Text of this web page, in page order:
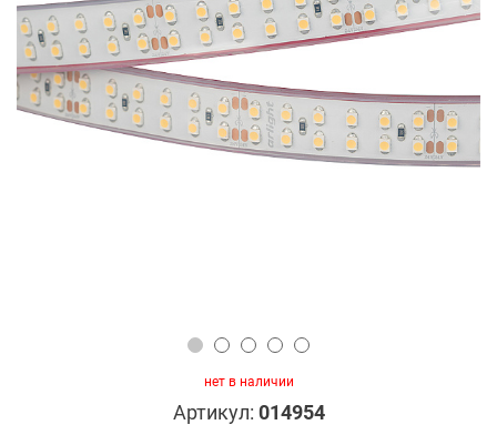
нет в наличии
Артикул: 014954